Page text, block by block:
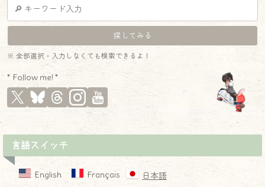
※ 全部選択・入力しなくても検索できるよ！
* Follow me! *
言語スイッチ
English Français 日本語